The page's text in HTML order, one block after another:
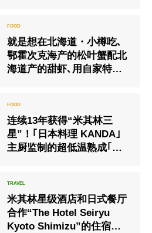
就是想在北海道・小樽吃､
鄂霍次克海产的松叶蟹配北
海道产的甜虾､用自家特制
连续13年获得“米其林三
星”！｢日本料理 KANDA｣
主厨监制的超低温熟成｢纯
米其林星级酒店和日式餐厅
合作“The Hotel Seiryu
Kyoto Shimizu”的住宿计